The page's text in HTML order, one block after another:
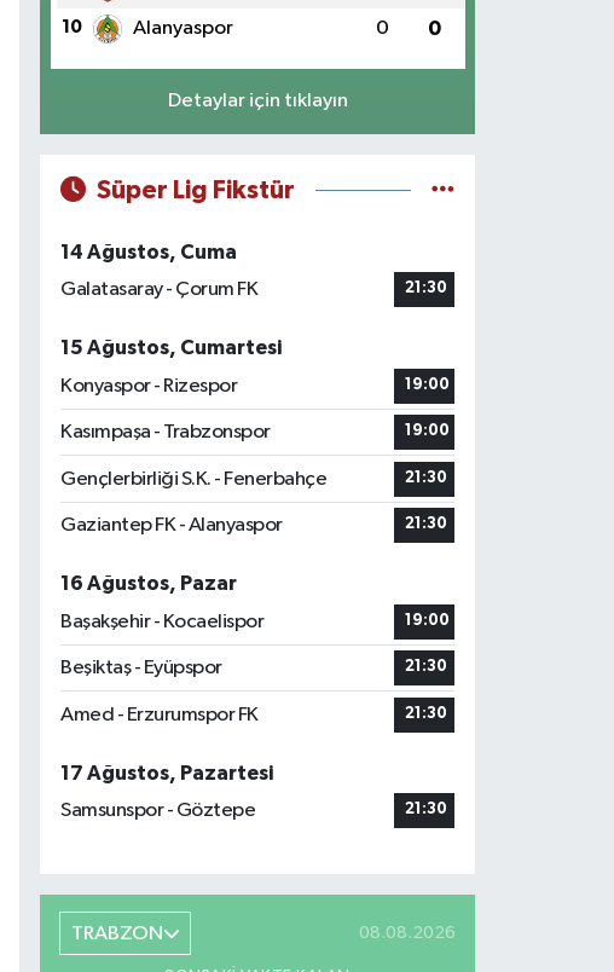
10 Alanyaspor 0 0
Detaylar için tıklayın
Süper Lig Fikstür
14 Ağustos, Cuma
Galatasaray - Çorum FK
21:30
15 Ağustos, Cumartesi
Konyaspor - Rizespor
19:00
Kasımpaşa - Trabzonspor 19:00
Gençlerbirliği S.K. - Fenerbahçe 21:30
Gaziantep FK - Alanyaspor 21:30
16 Ağustos, Pazar
Başakşehir - Kocaelispor
19:00
Beşiktaş - Eyüpspor 21:30
Amed - Erzurumspor FK 21:30
17 Ağustos, Pazartesi
Samsunspor - Göztepe
21:30
TRABZON 08.08.2026